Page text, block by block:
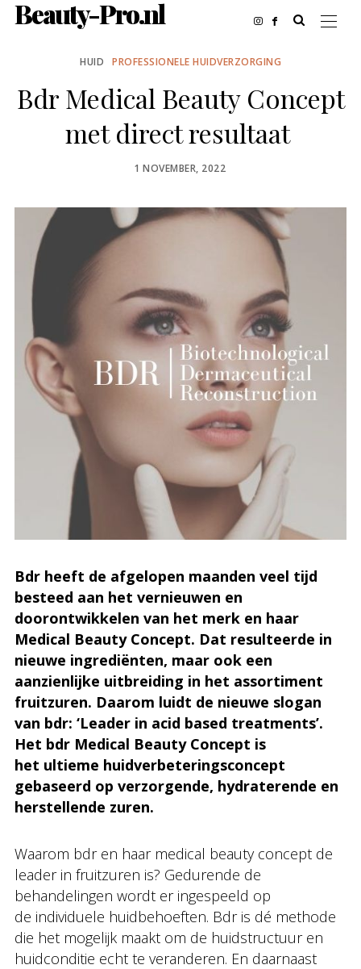
Beauty-Pro.nl
HUID PROFESSIONELE HUIDVERZORGING
Bdr Medical Beauty Concept
met direct resultaat
POSTED
1 NOVEMBER, 2022
Bdr heeft de afgelopen maanden veel tijd
besteed aan het vernieuwen en
doorontwikkelen van het merk en haar
Medical Beauty Concept. Dat resulteerde in
nieuwe ingrediënten, maar ook een
aanzienlijke uitbreiding in het assortiment
fruitzuren. Daarom luidt de nieuwe slogan
van bdr: ‘Leader in acid based treatments’.
Het bdr Medical Beauty Concept is
het ultieme huidverbeteringsconcept
gebaseerd op verzorgende, hydraterende en
herstellende zuren.
Waarom bdr en haar medical beauty concept de
leader in fruitzuren is? Gedurende de
behandelingen wordt er ingespeeld op
de individuele huidbehoeften. Bdr is dé methode
die het mogelijk maakt om de huidstructuur en
huidconditie echt te veranderen. En daarnaast